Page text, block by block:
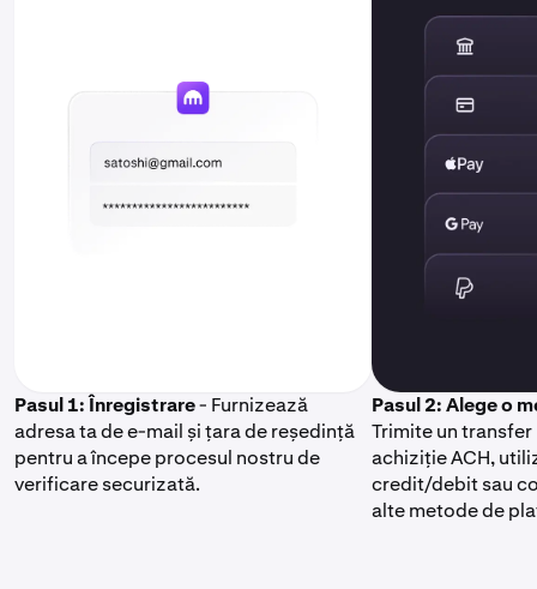
Pasul 1: Înregistrare- Furnizează
adresa ta de e-mail și țara de reședință
pentru a începe procesul nostru de
verificare securizată.
Pasul 2: Alege o
Trimite un
achiziție ACH,
credit/debit sau
alte metode de